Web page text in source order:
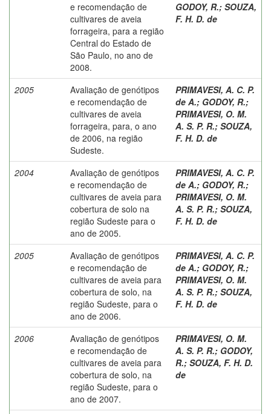
e recomendação de
cultivares de aveia
forrageira, para a região
Central do Estado de
São Paulo, no ano de
2008.
GODOY, R.; SOUZA,
F. H. D. de
2005
Avaliação de genótipos
e recomendação de
cultivares de aveia
forrageira, para, o ano
de 2006, na região
Sudeste.
PRIMAVESI, A. C. P.
de A.; GODOY, R.;
PRIMAVESI, O. M.
A. S. P. R.; SOUZA,
F. H. D. de
2004
Avaliação de genótipos
e recomendação de
cultivares de aveia para
cobertura de solo na
região Sudeste para o
ano de 2005.
PRIMAVESI, A. C. P.
de A.; GODOY, R.;
PRIMAVESI, O. M.
A. S. P. R.; SOUZA,
F. H. D. de
2005
Avaliação de genótipos
e recomendação de
cultivares de aveia para
cobertura de solo, na
região Sudeste, para o
ano de 2006.
PRIMAVESI, A. C. P.
de A.; GODOY, R.;
PRIMAVESI, O. M.
A. S. P. R.; SOUZA,
F. H. D. de
2006
Avaliação de genótipos
e recomendação de
cultivares de aveia para
cobertura de solo, na
região Sudeste, para o
ano de 2007.
PRIMAVESI, O. M.
A. S. P. R.; GODOY,
R.; SOUZA, F. H. D.
de